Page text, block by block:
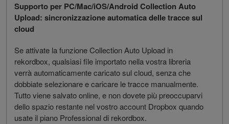
Supporto per PC/Mac/iOS/Android Collection Auto
Upload: sincronizzazione automatica delle tracce sul
cloud
Se attivate la funzione Collection Auto Upload in
rekordbox, qualsiasi file importato nella vostra libreria
verrà automaticamente caricato sul cloud, senza che
dobbiate selezionare e caricare le tracce manualmente.
Tutto viene salvato online, e non dovete più preoccuparvi
dello spazio restante nel vostro account Dropbox quando
usate il piano Professional di rekordbox.